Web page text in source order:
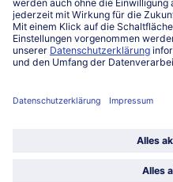
Service
Unternehmen